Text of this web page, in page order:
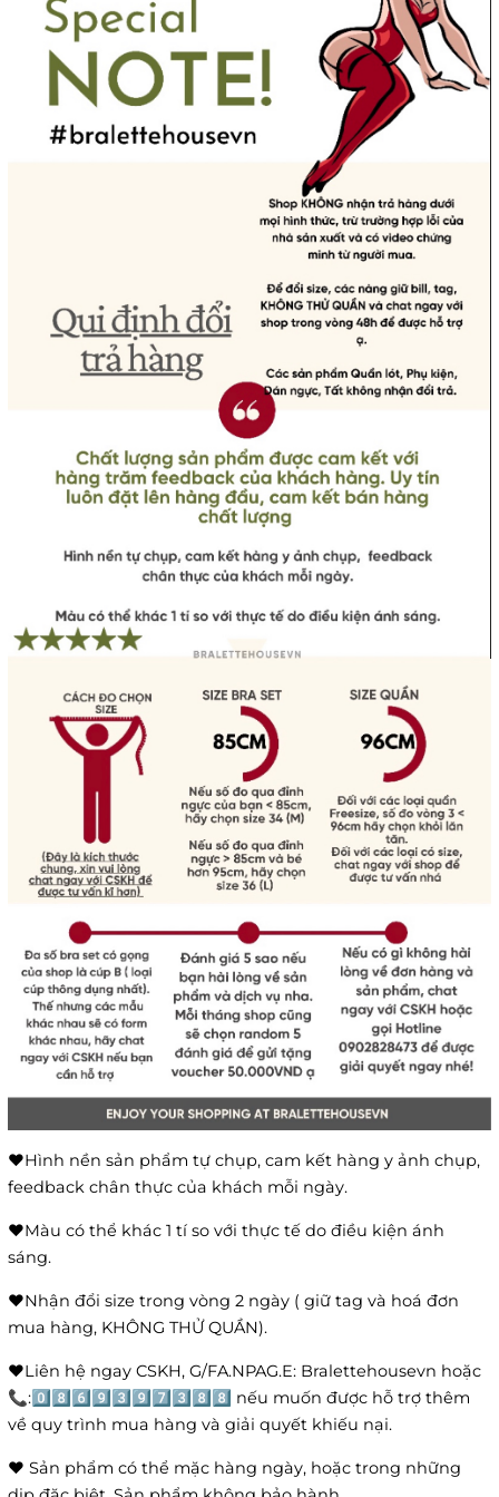
❤️Hình nền sản phẩm tự chụp, cam kết hàng y ảnh chụp,
feedback chân thực của khách mỗi ngày.
❤️Màu có thể khác 1 tí so với thực tế do điều kiện ánh
sáng.
❤️Nhận đổi size trong vòng 2 ngày ( giữ tag và hoá đơn
mua hàng, KHÔNG THỬ QUẦN).
❤️Liên hệ ngay CSKH, G/FA.NPAG.E: Bralettehousevn hoặc
📞:0️⃣8️⃣6️⃣9️⃣3️⃣9️⃣7️⃣3️⃣8️⃣8️⃣ nếu muốn được hỗ trợ thêm
về quy trình mua hàng và giải quyết khiếu nại.
❤️ Sản phẩm có thể mặc hàng ngày, hoặc trong những